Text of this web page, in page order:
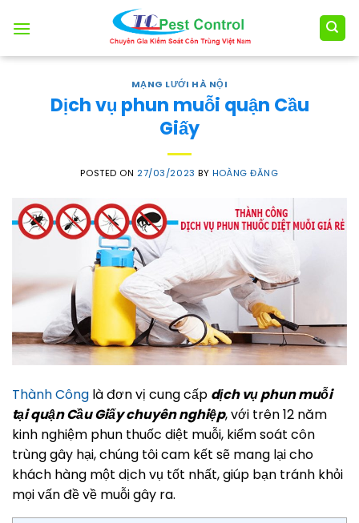
MẠNG LƯỚI HÀ NỘI
Dịch vụ phun muỗi quận Cầu
Giấy
POSTED ON 27/03/2023 BY HOÀNG ĐĂNG
Thành Công là đơn vị cung cấp dịch vụ phun muỗi
tại quận Cầu Giấy chuyên nghiệp, với trên 12 năm
kinh nghiệm phun thuốc diệt muỗi, kiểm soát côn
trùng gây hại, chúng tôi cam kết sẽ mang lại cho
khách hàng một dịch vụ tốt nhất, giúp bạn tránh khỏi
mọi vấn đề về muỗi gây ra.